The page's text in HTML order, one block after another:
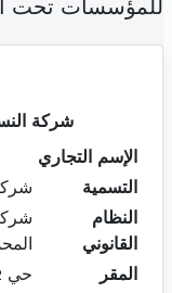
للمؤسسات تحت
شركة
الإسم التجاري
التسمية
النظام
القانوني
المقر
حي 2 مارس نهج الكوفة عدد 39 جندوبة